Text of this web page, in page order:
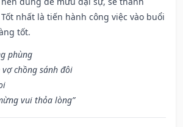
nhất là tiến hành công việc vào buổi
tốt.
phùng
chồng sánh đôi
vui thỏa lòng”